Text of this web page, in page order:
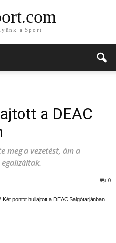
a Sport
a DEAC
meg a vezetést, ám a
0